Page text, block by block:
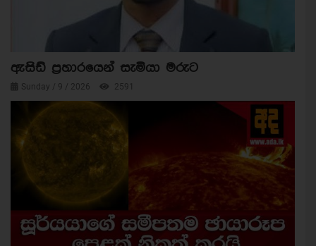
ඇසිඩ් ප්‍රහාරයෙන් සැමියා මරුට
Sunday / 9 / 2026 2591